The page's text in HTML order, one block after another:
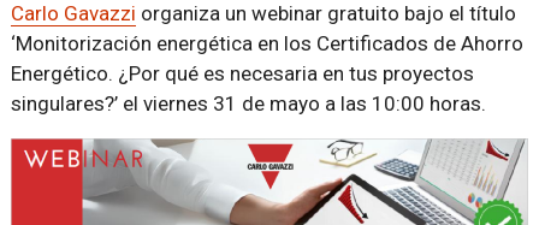
Carlo Gavazzi organiza un webinar gratuito bajo el título
‘Monitorización energética en los Certificados de Ahorro
Energético. ¿Por qué es necesaria en tus proyectos
singulares?’ el viernes 31 de mayo a las 10:00 horas.